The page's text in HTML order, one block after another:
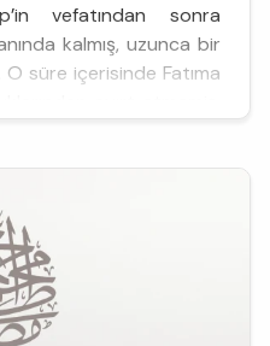
vefatından sonra
kalmış, uzunca bir
O süre içerisinde Fatıma